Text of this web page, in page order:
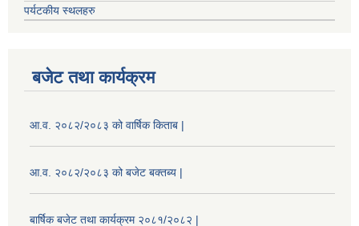
पर्यटकीय स्थलहरु
बजेट तथा कार्यक्रम
आ.व. २०८२/२०८३ को वार्षिक किताब |
आ.व. २०८२/२०८३ को बजेट बक्तब्य |
बार्षिक बजेट तथा कार्यक्रम २०८१/२०८२ |